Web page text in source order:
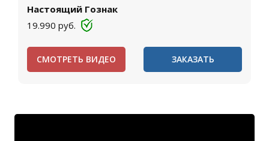
Настоящий Гознак
19.990 руб.
СМОТРЕТЬ ВИДЕО ЗАКАЗАТЬ